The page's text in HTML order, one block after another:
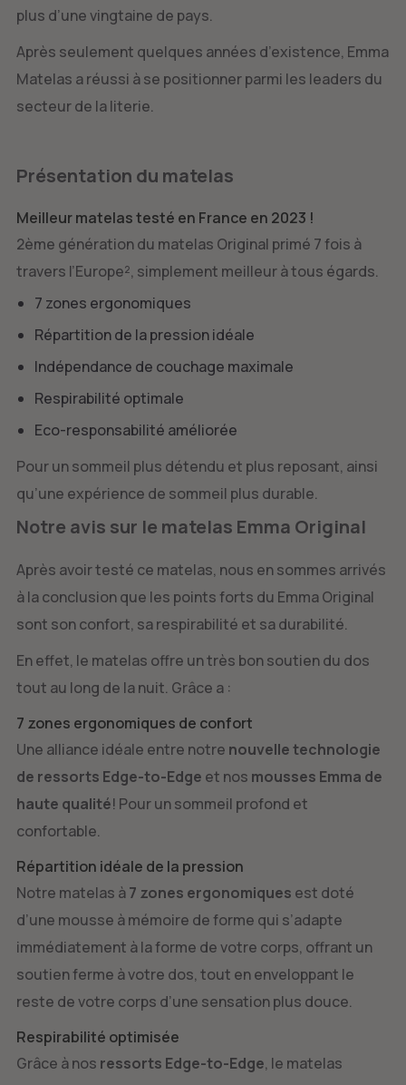
plus d’une vingtaine de pays.
Après seulement quelques années d’existence, Emma
Matelas a réussi à se positionner parmi les leaders du
secteur de la literie.
Présentation du matelas
Meilleur matelas testé en France en 2023 !
2ème génération du matelas Original primé 7 fois à
travers l’Europe², simplement meilleur à tous égards.
7 zones ergonomiques
Répartition de la pression idéale
Indépendance de couchage maximale
Respirabilité optimale
Eco-responsabilité améliorée
Pour un sommeil plus détendu et plus reposant, ainsi
qu’une expérience de sommeil plus durable.
Notre avis sur le matelas Emma Original
Après avoir testé ce matelas, nous en sommes arrivés
à la conclusion que les points forts du Emma Original
sont son confort, sa respirabilité et sa durabilité.
En effet, le matelas offre un très bon soutien du dos
tout au long de la nuit. Grâce a :
7 zones ergonomiques de confort
Une alliance idéale entre notre nouvelle technologie
de ressorts Edge-to-Edge et nos mousses Emma de
haute qualité! Pour un sommeil profond et
confortable.
Répartition idéale de la pression
Notre matelas à7 zones ergonomiques est doté
d’une mousse à mémoire de forme qui s’adapte
immédiatement à la forme de votre corps, offrant un
soutien ferme à votre dos, tout en enveloppant le
reste de votre corps d’une sensation plus douce.
Respirabilité optimisée
Grâce à nos ressorts Edge-to-Edge, le matelas